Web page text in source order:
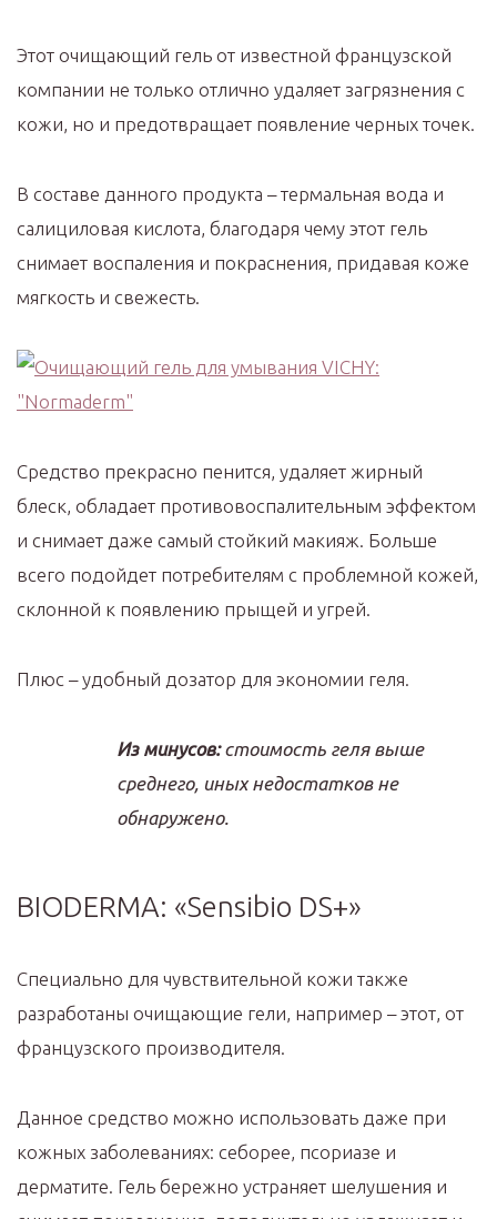
Этот очищающий гель от известной французской
компании не только отлично удаляет загрязнения с
кожи, но и предотвращает появление черных точек.
В составе данного продукта – термальная вода и
салициловая кислота, благодаря чему этот гель
снимает воспаления и покраснения, придавая коже
мягкость и свежесть.
Средство прекрасно пенится, удаляет жирный
блеск, обладает противовоспалительным эффектом
и снимает даже самый стойкий макияж. Больше
всего подойдет потребителям с проблемной кожей,
склонной к появлению прыщей и угрей.
Плюс – удобный дозатор для экономии геля.
Из минусов:стоимость геля выше
среднего, иных недостатков не
обнаружено.
BIODERMA: «Sensibio DS+»
Специально для чувствительной кожи также
разработаны очищающие гели, например – этот, от
французского производителя.
Данное средство можно использовать даже при
кожных заболеваниях: себорее, псориазе и
дерматите. Гель бережно устраняет шелушения и